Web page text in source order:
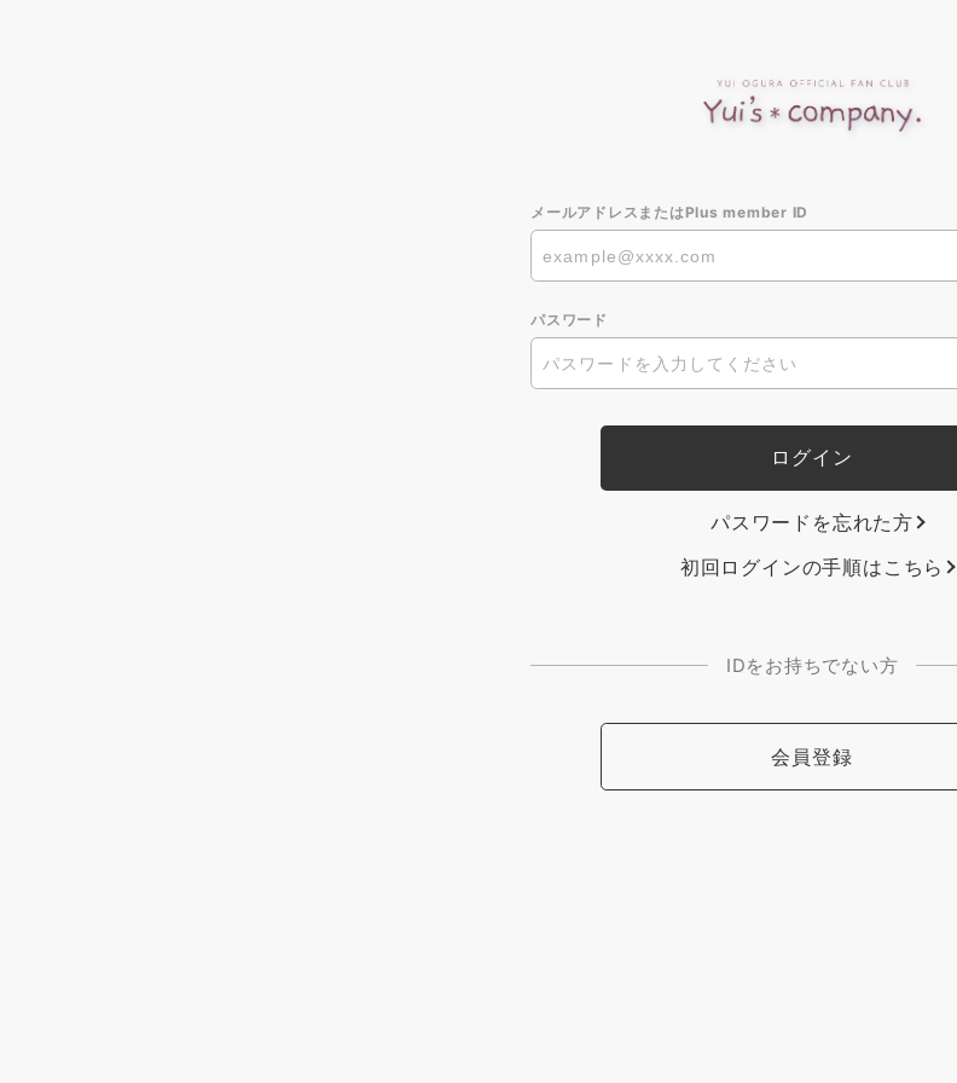
メールアドレスまたはPlus member ID
パスワード
パスワードを忘れた方
初回ログインの手順はこちら
IDをお持ちでない方
会員登録